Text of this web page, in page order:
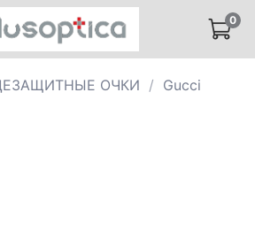
0
ОЧКИ Gucci